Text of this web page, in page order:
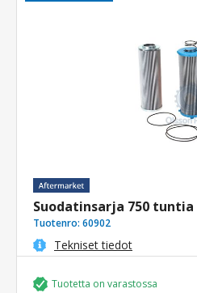
Suodatinsarja 750 tuntia
Tuotenro: 60902
Tekniset tiedot
Tuotetta on varastossa